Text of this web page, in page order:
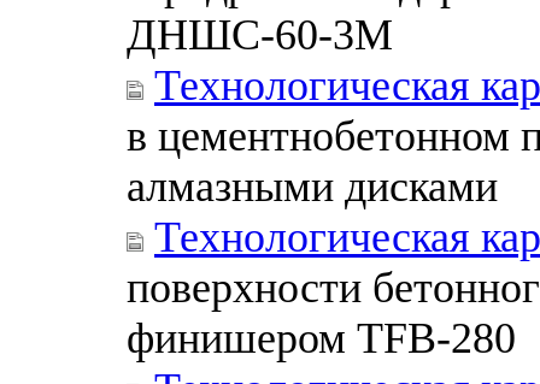
ДНШС-60-3М
Технологическая
в цементнобетонном
алмазными дисками
Технологическая
поверхности
финишером TFB-280